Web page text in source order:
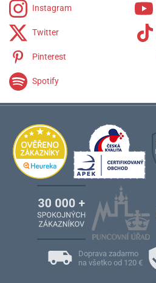
Instagram
Twitter
Pinterest
Spotify
Doprava zadarmo
na všetko od 120 €